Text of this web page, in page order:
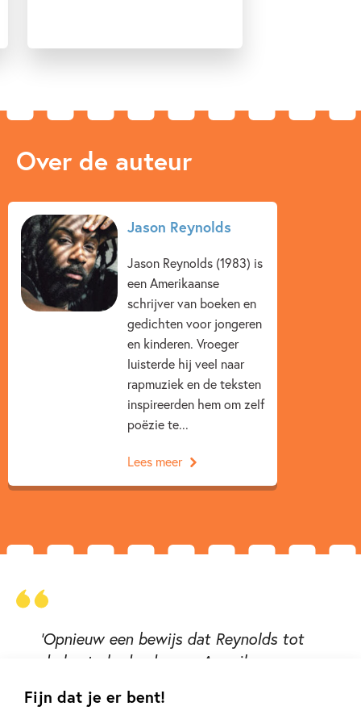
Fijn dat je er bent!
Over de auteur
Jason Reynolds
Jason Reynolds (1983) is
een Amerikaanse
schrijver van boeken en
gedichten voor jongeren
en kinderen. Vroeger
luisterde hij veel naar
rapmuziek en de teksten
inspireerden hem om zelf
poëzie te...
Lees meer
‘Opnieuw een bewijs dat Reynolds tot
de beste hedendaagse Amerikaanse
Trouw